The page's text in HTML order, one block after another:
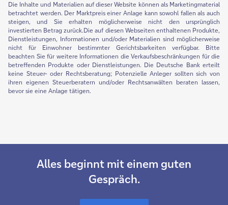
Die Inhalte und Materialien auf dieser Website können als Marketingmaterial
betrachtet werden. Der Marktpreis einer Anlage kann sowohl fallen als auch
steigen, und Sie erhalten möglicherweise nicht den ursprünglich
investierten Betrag zurück.Die auf diesen Webseiten enthaltenen Produkte,
Dienstleistungen, Informationen und/oder Materialien sind möglicherweise
nicht für Einwohner bestimmter Gerichtsbarkeiten verfügbar. Bitte
beachten Sie für weitere Informationen die Verkaufsbeschränkungen für die
betreffenden Produkte oder Dienstleistungen. Die Deutsche Bank erteilt
keine Steuer- oder Rechtsberatung; Potenzielle Anleger sollten sich von
ihren eigenen Steuerberatern und/oder Rechtsanwälten beraten lassen,
bevor sie eine Anlage tätigen.
Alles beginnt mit einem guten
Gespräch.